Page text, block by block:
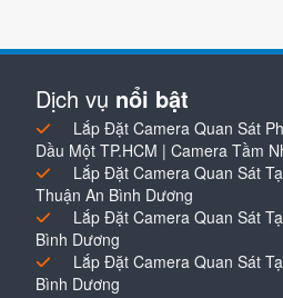
Dịch vụ nổi bật
Lắp Đặt Camera Quan Sát
Dầu Một TP.HCM | Camera Tầm
Lắp Đặt Camera Quan Sát
Thuận An Bình Dương
Lắp Đặt Camera Quan Sát
Bình Dương
Lắp Đặt Camera Quan Sát
Bình Dương